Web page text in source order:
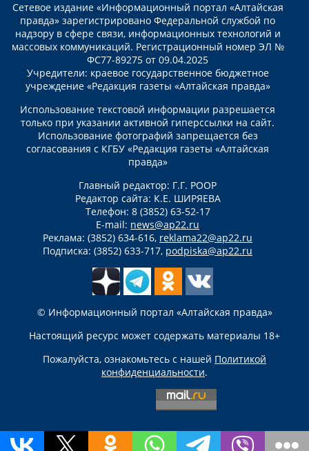
Сетевое издание «Информационный портал «Алтайская
правда» зарегистрировано Федеральной службой по
надзору в сфере связи, информационных технологий и
массовых коммуникаций. Регистрационный номер ЭЛ №
ФС77-89275 от 09.04.2025
Учредители: краевое государственное бюджетное
учреждение «Редакция газеты «Алтайская правда»
Использование текстовой информации разрешается
только при указании активной гиперссылки на сайт.
Использование фотографий запрещается без
согласования с КГБУ «Редакция газеты «Алтайская
правда»
Главный редактор: Г.Г. РООР
Редактор сайта: К.Е. ШИРЯЕВА
Телефон: 8 (3852) 63-52-17
E-mail: news@ap22.ru
Реклама: (3852) 634-616, reklama22@ap22.ru
Подписка: (3852) 633-717, podpiska@ap22.ru
© Информационный портал «Алтайская правда»
Настоящий ресурс может содержать материалы 18+
Пожалуйста, ознакомьтесь с нашей Политикой
конфиденциальности.